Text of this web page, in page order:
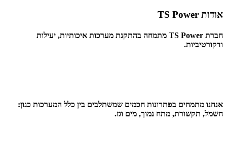
אודות TS Power
חברת TS Power מתמחה בהתקנת מערכות איכותיות, יעילות
ודקורטיביות.
אנחנו מתמחים בפתרונות חכמים שמשתלבים בין כלל המערכות כגון:
חשמל, תקשורת, מתח נמוך, מים וגז.